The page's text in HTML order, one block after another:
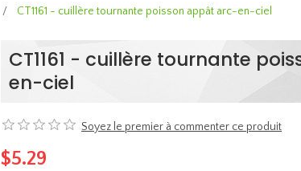
/ CT1161 - cuillère tournante poisson appât arc-en-ciel
CT1161 - cuillère tournante
en-ciel
Soyez le premier à commenter ce produit
$5.29